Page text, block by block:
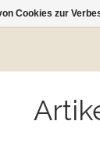
Cookies zur